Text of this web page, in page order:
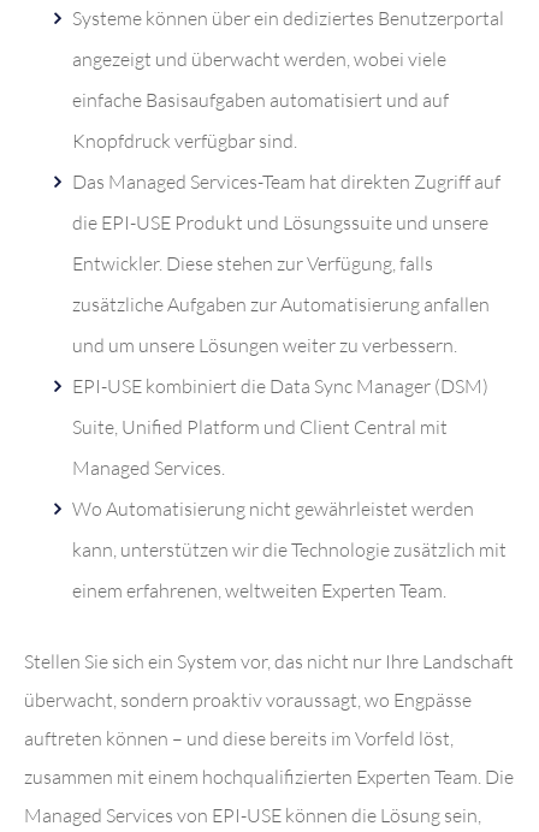
Systeme können über ein dediziertes Benutzerportal
angezeigt und überwacht werden, wobei viele
einfache Basisaufgaben automatisiert und auf
Knopfdruck verfügbar sind.
Das Managed Services-Team hat direkten Zugriff auf
die EPI-USE Produkt und Lösungssuite und unsere
Entwickler. Diese stehen zur Verfügung, falls
zusätzliche Aufgaben zur Automatisierung anfallen
und um unsere Lösungen weiter zu verbessern.
EPI-USE kombiniert die Data Sync Manager (DSM)
Suite, Unified Platform und Client Central mit
Managed Services.
Wo Automatisierung nicht gewährleistet werden
kann, unterstützen wir die Technologie zusätzlich mit
einem erfahrenen, weltweiten Experten Team.
Stellen Sie sich ein System vor, das nicht nur Ihre Landschaft
überwacht, sondern proaktiv voraussagt, wo Engpässe
auftreten können – und diese bereits im Vorfeld löst,
zusammen mit einem hochqualifizierten Experten Team. Die
Managed Services von EPI-USE können die Lösung sein,